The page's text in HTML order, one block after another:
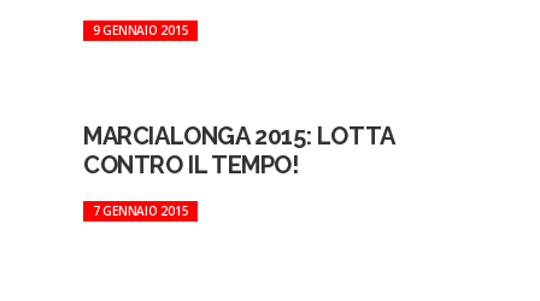
9 GENNAIO 2015
MARCIALONGA 2015: LOTTA
CONTRO IL TEMPO!
7 GENNAIO 2015